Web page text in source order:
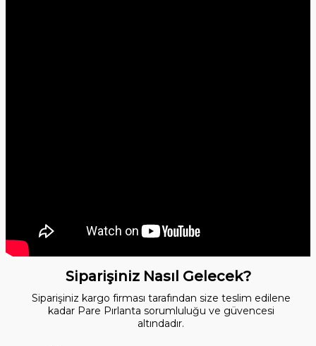
Siparişiniz Nasıl Gelecek?
Siparişiniz kargo firması tarafından size teslim edilene
kadar Pare Pırlanta sorumluluğu ve güvencesi
altındadır.